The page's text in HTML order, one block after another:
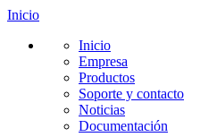
Inicio
Inicio
Empresa
Productos
Soporte y contacto
Noticias
Documentación